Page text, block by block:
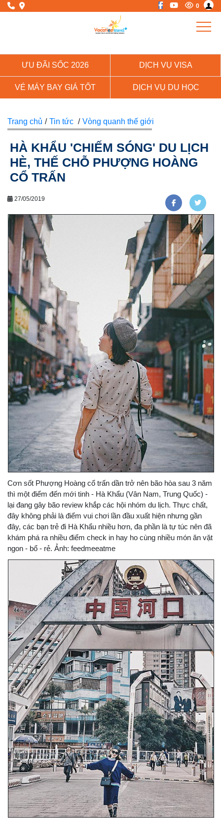
0
ƯU ĐÃI SỐC 2026 DỊCH VỤ VISA
VÉ MÁY BAY GIÁ TỐT DỊCH VỤ DU HỌC
Trang chủ / Tin tức / Vòng quanh thế giới
HÀ KHẨU 'CHIẾM SÓNG' DU LỊCH
HÈ, THẾ CHỖ PHƯỢNG HOÀNG
CỔ TRẤN
27/05/2019
Cơn sốt Phượng Hoàng cổ trấn dần trở nên bão hòa sau 3 năm
thì một điểm đến mới tinh - Hà Khẩu (Vân Nam, Trung Quốc) -
lại đang gây bão review khắp các hội nhóm du lịch. Thực chất,
đây không phải là điểm vui chơi lần đầu xuất hiện nhưng gần
đây, các bạn trẻ đi Hà Khẩu nhiều hơn, đa phần là tự túc nên đã
khám phá ra nhiều điểm check in hay ho cùng nhiều món ăn vặt
ngon - bổ - rẻ. Ảnh: feedmeeatme